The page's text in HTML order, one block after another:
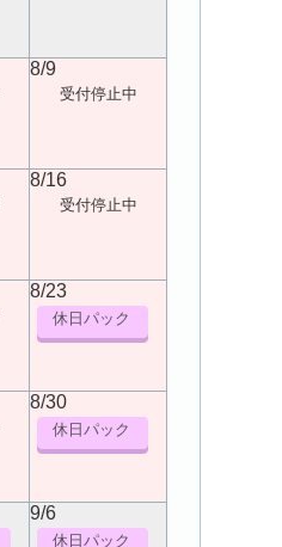
8/9
受付停止中
8/16
受付停止中
8/23
休日パック
8/30
休日パック
9/6
休日パック